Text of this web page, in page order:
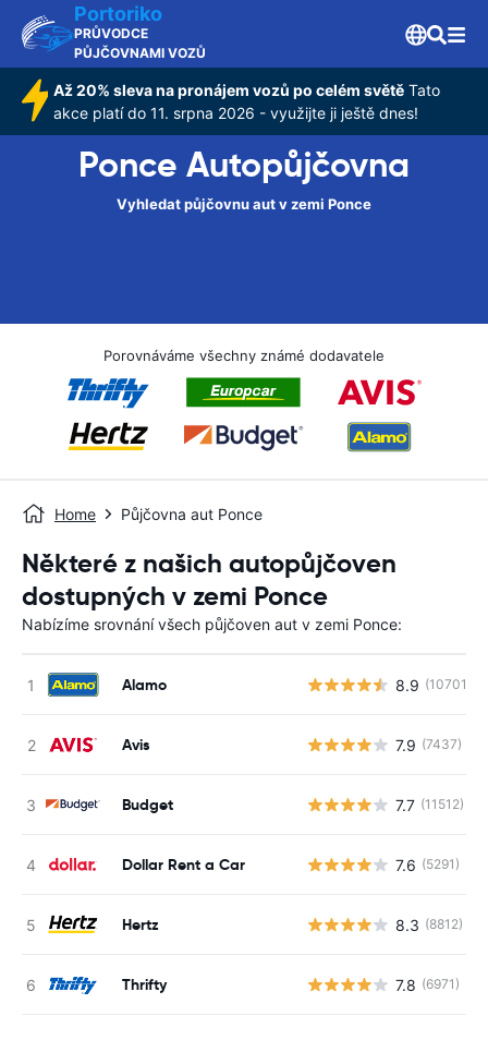
Portoriko
PRŮVODCE
PŮJČOVNAMI VOZŮ
Až 20% sleva na pronájem vozů po celém světě Tato
akce platí do 11. srpna 2026 - využijte ji ještě dnes!
Ponce Autopůjčovna
Vyhledat půjčovnu aut v zemi Ponce
Porovnáváme všechny známé dodavatele
Home Půjčovna aut Ponce
Některé z našich autopůjčoven
dostupných v zemi Ponce
Nabízíme srovnání všech půjčoven aut v zemi Ponce:
Alamo 8.9 (10701)
Avis 7.9 (7437)
Budget 7.7 (11512)
Dollar Rent a Car 7.6 (5291)
Hertz 8.3 (8812)
Thrifty 7.8 (6971)